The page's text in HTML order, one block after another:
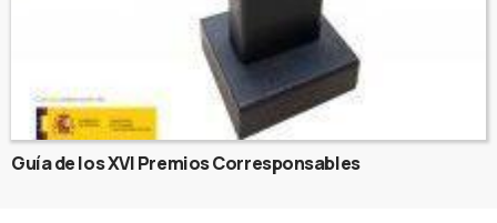
Guía de los XVI Premios Corresponsables